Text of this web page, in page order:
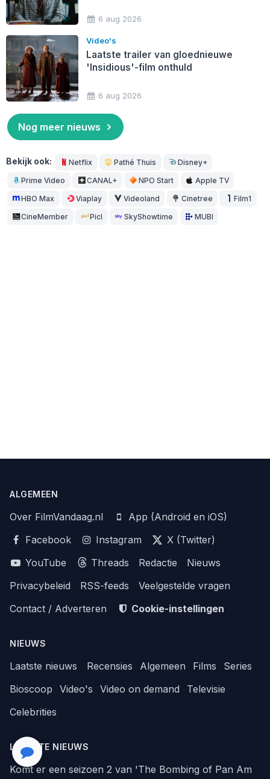
6 aug 2026
Video's
Laatste trailer van gloednieuwe
'Insidious'-film onthuld
6 aug 2026
Nog meer nieuws
Bekijk ook: Netflix Pathé Thuis Disney+
Prime Video CANAL+ NPO Start Apple TV
HBO Max Viaplay Videoland Cinetree Film1
CineMember Picl SkyShowtime MUBI
ALGEMEEN
Over FilmVandaag.nl
App (Android en iOS)
Facebook
Instagram
X (Twitter)
YouTube
Threads Redactie
Nieuws
Privacybeleid
RSS-feeds
Veelgestelde vragen
Contact / Adverteren
Cookie-instellingen
NIEUWS
Laatste nieuws Recensies Algemeen Films
Series
Bioscoop
Video's Video on demand
Televisie
Celebrities
LAATSTE NIEUWS
Komt er een seizoen 2 van 'The Bombing of Pan Am